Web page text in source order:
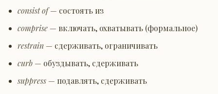
consist of— состоять из
comprise — включать, охватывать (формальное)
restrain — сдерживать, ограничивать
curb — обуздывать, сдерживать
suppress — подавлять, сдерживать